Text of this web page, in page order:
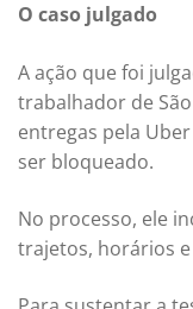
O caso julgado
A ação que foi
trabalhador de São
entregas pela
ser bloqueado.
No processo, ele
trajetos, horários